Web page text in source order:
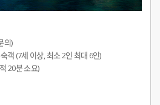
의)
객 (7세 이상, 최소 2인 최대 6인)
20분 소요)